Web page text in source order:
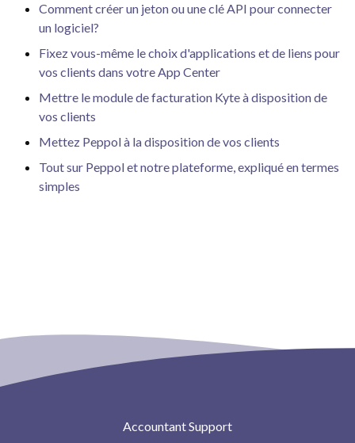
Comment créer un jeton ou une clé API pour connecter
un logiciel?
Fixez vous-même le choix d'applications et de liens pour
vos clients dans votre App Center
Mettre le module de facturation Kyte à disposition de
vos clients
Mettez Peppol à la disposition de vos clients
Tout sur Peppol et notre plateforme, expliqué en termes
simples
Accountant Support